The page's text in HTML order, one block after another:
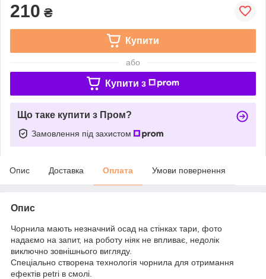
210 ₴
Купити
або
Купити з
Що таке купити з Пром?
Замовлення під захистом
Опис Доставка Оплата Умови повернення
Опис
Чорнила мають незначний осад на стінках тари, фото
надаємо на запит, на роботу ніяк не впливає, недолік
виключно зовнішнього вигляду.
Спеціально створена технологія чорнила для отримання
ефектів petri в смолі.